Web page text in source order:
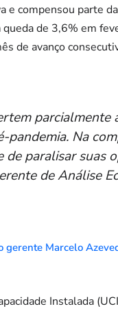
e compensou parte
de 3,6% em
de avanço
pandemia. Na
de paralisar suas
de Análise
gerente Marcelo
Instalada